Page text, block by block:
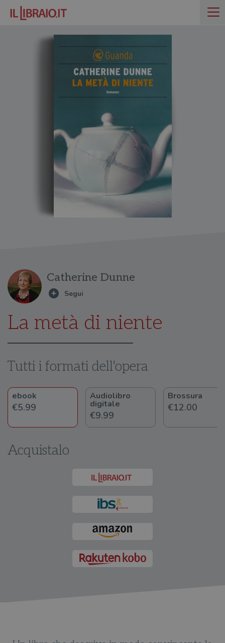
Catherine Dunne
La metà di niente
Tutti i formati dell'opera
ebook
€5.99
Audiolibro
digitale
€9.99
Brossura
€12.00
Acquistalo